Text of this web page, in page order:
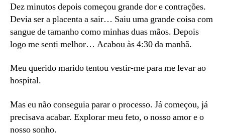
Dez minutos depois começou grande dor e contrações.
Devia ser a placenta a sair… Saiu uma grande coisa com
sangue de tamanho como minhas duas mãos. Depois
logo me senti melhor… Acabou às 4:30 da manhã.
Meu querido marido tentou vestir-me para me levar ao
hospital.
Mas eu não conseguia parar o processo. Já começou, já
precisava acabar. Explorar meu feto, o nosso amor e o
nosso sonho.